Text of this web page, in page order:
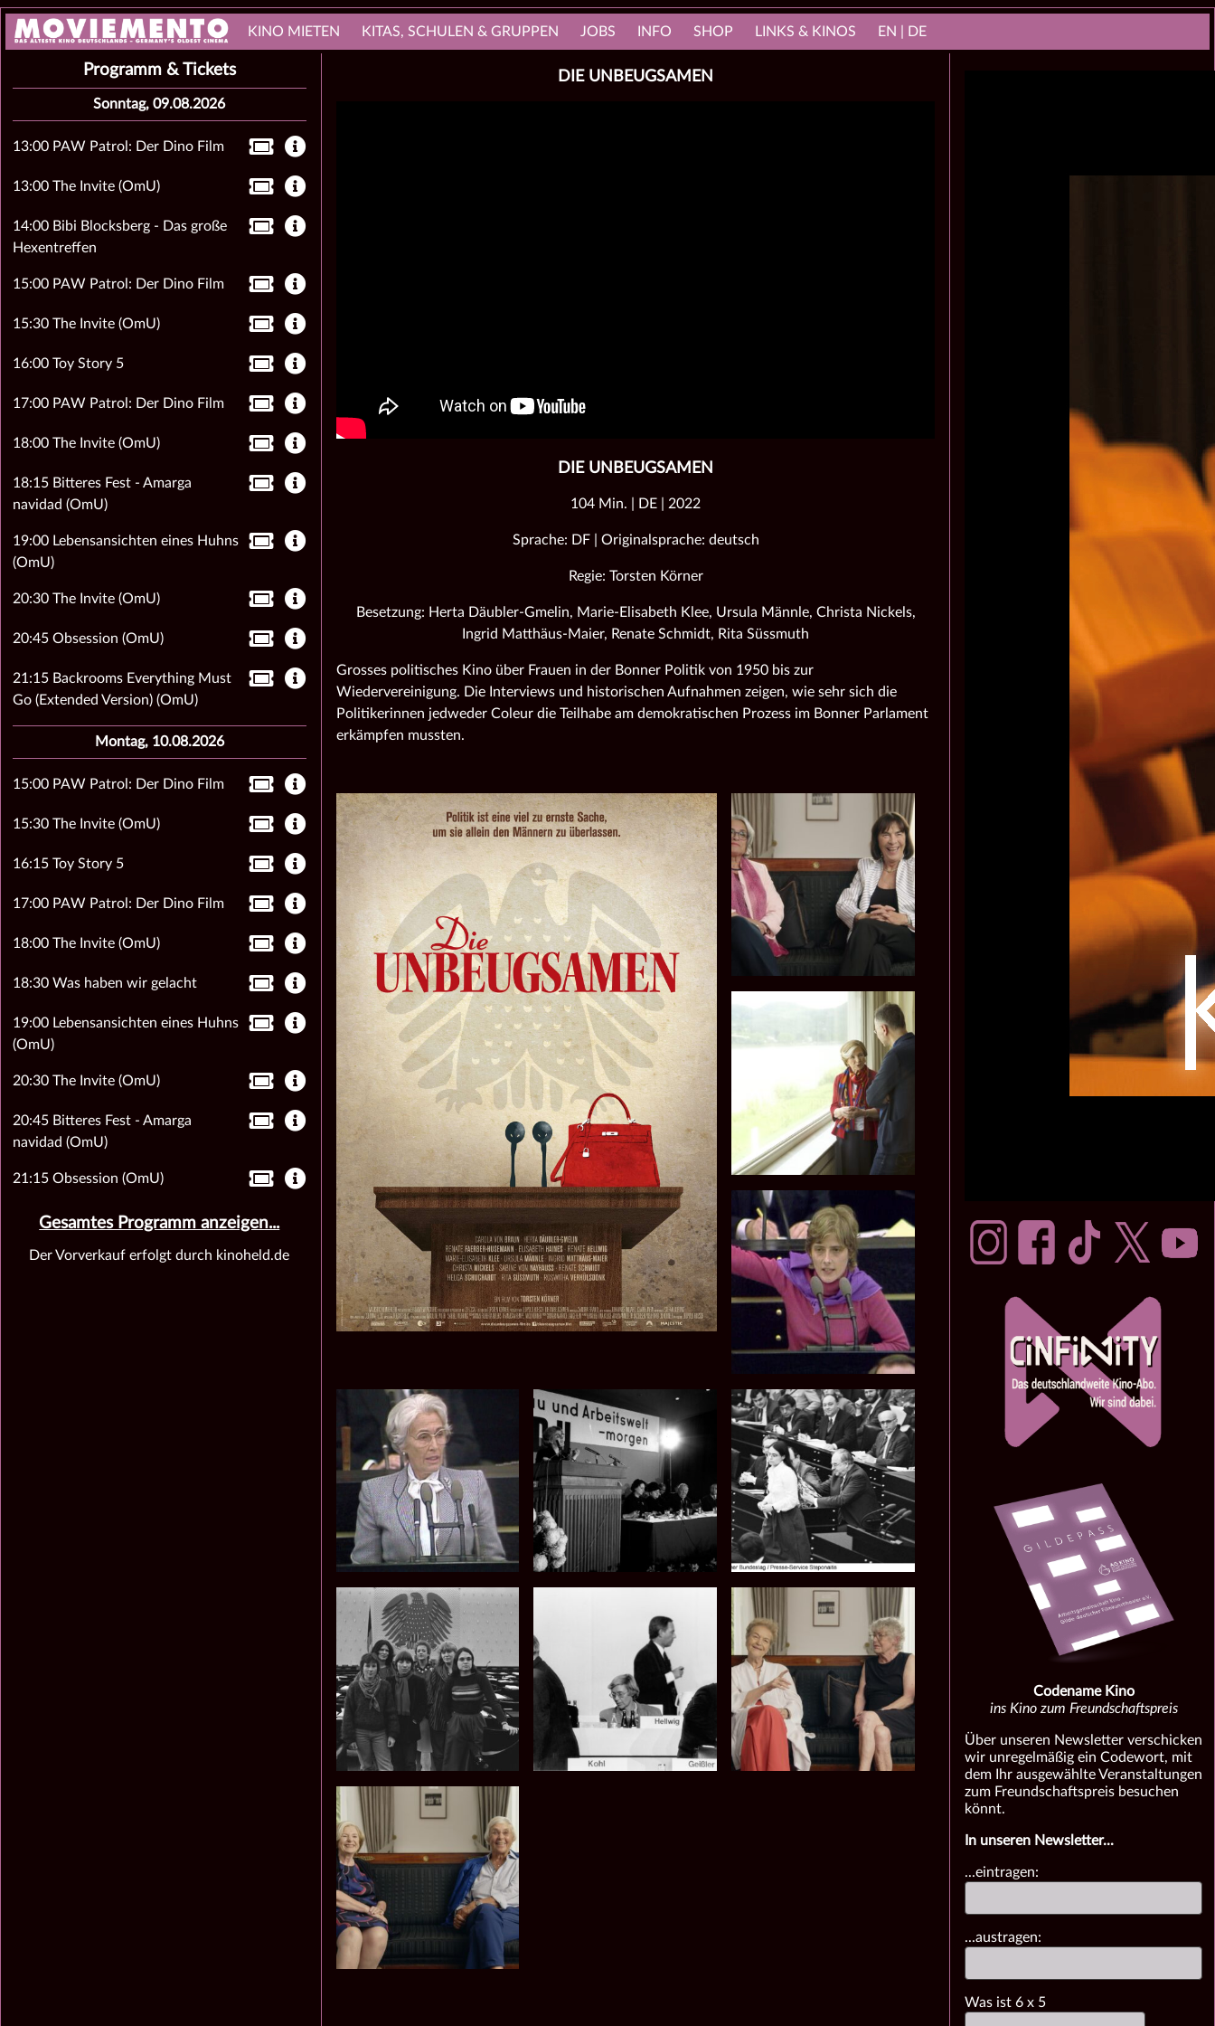
KINO MIETEN KITAS, SCHULEN & GRUPPEN JOBS INFO SHOP LINKS & KINOS EN | DE
DIE UNBEUGSAMEN
DIE UNBEUGSAMEN
104 Min. | DE | 2022
Sprache: DF | Originalsprache: deutsch
Regie: Torsten Körner
Besetzung: Herta Däubler-Gmelin, Marie-Elisabeth Klee, Ursula Männle, Christa Nickels,
Ingrid Matthäus-Maier, Renate Schmidt, Rita Süssmuth
Grosses politisches Kino über Frauen in der Bonner Politik von 1950 bis zur
Wiedervereinigung. Die Interviews und historischen Aufnahmen zeigen, wie sehr sich die
Politikerinnen jedweder Coleur die Teilhabe am demokratischen Prozess im Bonner Parlament
erkämpfen mussten.
Programm & Tickets
Sonntag, 09.08.2026
13:00 PAW Patrol: Der Dino Film
13:00 The Invite (OmU)
14:00 Bibi Blocksberg - Das große
Hexentreffen
15:00 PAW Patrol: Der Dino Film
15:30 The Invite (OmU)
16:00 Toy Story 5
17:00 PAW Patrol: Der Dino Film
18:00 The Invite (OmU)
18:15 Bitteres Fest - Amarga
navidad (OmU)
19:00 Lebensansichten eines Huhns
(OmU)
20:30 The Invite (OmU)
20:45 Obsession (OmU)
21:15 Backrooms Everything Must
Go (Extended Version) (OmU)
Montag, 10.08.2026
15:00 PAW Patrol: Der Dino Film
15:30 The Invite (OmU)
16:15 Toy Story 5
17:00 PAW Patrol: Der Dino Film
18:00 The Invite (OmU)
18:30 Was haben wir gelacht
19:00 Lebensansichten eines Huhns
(OmU)
20:30 The Invite (OmU)
20:45 Bitteres Fest - Amarga
navidad (OmU)
21:15 Obsession (OmU)
Gesamtes Programm anzeigen...
Der Vorverkauf erfolgt durch kinoheld.de
Codename Kino
ins Kino zum Freundschaftspreis
Über unseren Newsletter verschicken
wir unregelmäßig ein Codewort, mit
dem Ihr ausgewählte Veranstaltungen
zum Freundschaftspreis besuchen
könnt.
In unseren Newsletter...
...eintragen:
...austragen:
Was ist6 x 5